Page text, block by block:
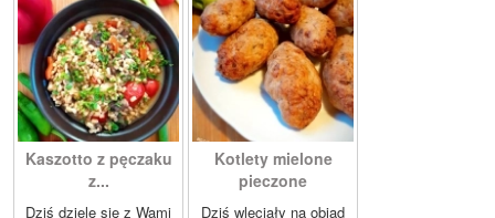
Kaszotto z pęczaku
z...
Dziś dzielę się z Wami
Kotlety mielone
pieczone
Dziś wleciały na obiad